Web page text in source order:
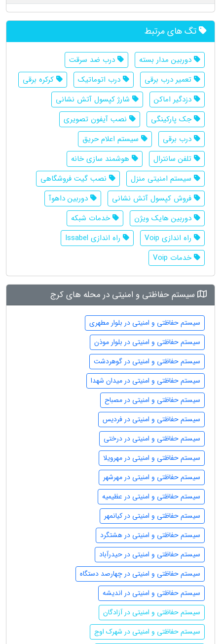
تگ های مرتبط
دوربین مدار بسته
درب ضد سرقت
تعمیر درب برقی
درب اتوماتیک
کرکره برقی
دزدگیر اماکن
شارژ کپسول آتش نشانی
جک پارکینگی
نصب آیفون تصویری
درب برقی
سیستم اعلام حریق
تلفن سانترال
هوشمند سازی خانه
سیستم امنیتی منزل
نصب گیت فروشگاهی
فروش کپسول آتش نشانی
دوربین داهوآ
دوربین هایک ویژن
خدمات شبکه
راه اندازی Voip
راه اندازی Issabel
خدمات Voip
سیستم حفاظتی و امنیتی در محله های کرج
سیستم حفاظتی و امنیتی در بلوار مطهری
سیستم حفاظتی و امنیتی در بلوار موذن
سیستم حفاظتی و امنیتی در گوهردشت
سیستم حفاظتی و امنیتی در میدان شهدا
سیستم حفاظتی و امنیتی در مصباح
سیستم حفاظتی و امنیتی در فردیس
سیستم حفاظتی و امنیتی در درختی
سیستم حفاظتی و امنیتی در مهرویلا
سیستم حفاظتی و امنیتی در مهرشهر
سیستم حفاظتی و امنیتی در عظیمیه
سیستم حفاظتی و امنیتی در کیانمهر
سیستم حفاظتی و امنیتی در هشتگرد
سیستم حفاظتی و امنیتی در حیدرآباد
سیستم حفاظتی و امنیتی در چهارصد دستگاه
سیستم حفاظتی و امنیتی در اندیشه
سیستم حفاظتی و امنیتی در آزادگان
سیستم حفاظتی و امنیتی در شهرک اوج